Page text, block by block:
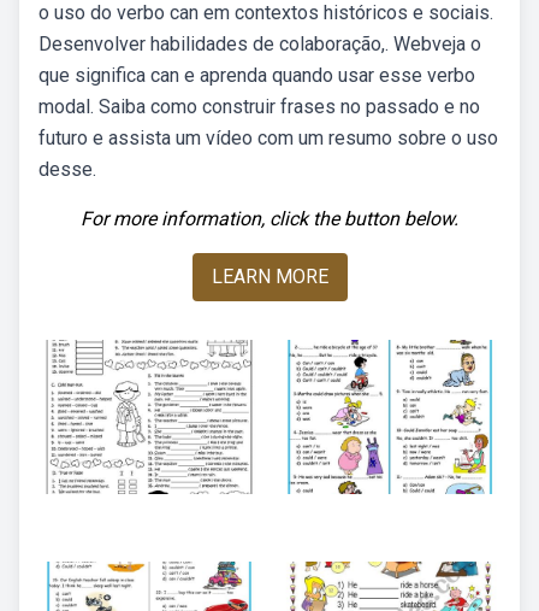
o uso do verbo can em contextos históricos e sociais.
Desenvolver habilidades de colaboração,. Webveja o
que significa can e aprenda quando usar esse verbo
modal. Saiba como construir frases no passado e no
futuro e assista um vídeo com um resumo sobre o uso
desse.
For more information, click the button below.
LEARN MORE